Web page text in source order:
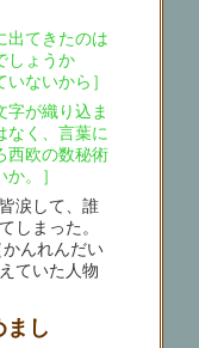
てきたのは
ょうか
いから］
字が織り込ま
なく、言葉に
西欧の数秘術
。］
涙して、誰
しまった。
んれんだい
ていた人物
し